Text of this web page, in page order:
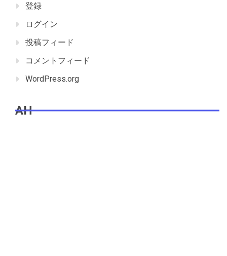
登録
ログイン
投稿フィード
コメントフィード
WordPress.org
AH